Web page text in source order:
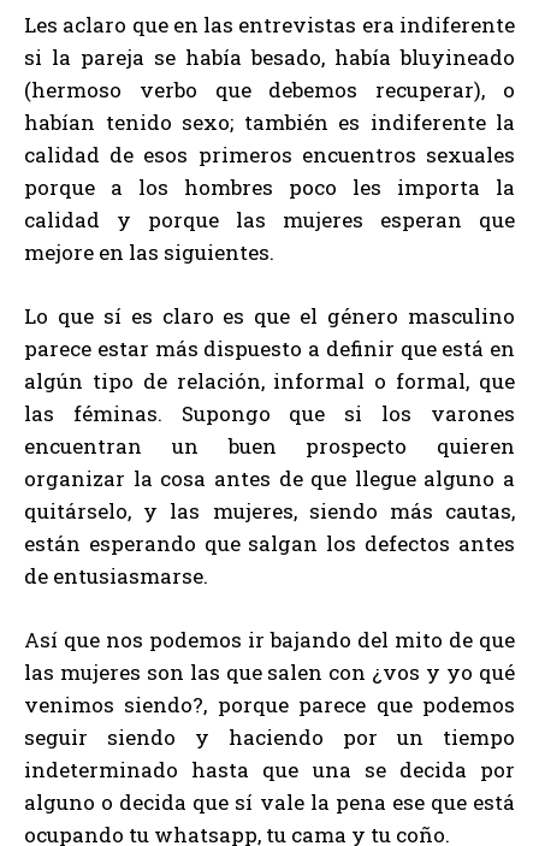
Les aclaro que en las entrevistas era indiferente
si la pareja se había besado, había bluyineado
(hermoso verbo que debemos recuperar), o
habían tenido sexo; también es indiferente la
calidad de esos primeros encuentros sexuales
porque a los hombres poco les importa la
calidad y porque las mujeres esperan que
mejore en las siguientes.
Lo que sí es claro es que el género masculino
parece estar más dispuesto a definir que está en
algún tipo de relación, informal o formal, que
las féminas. Supongo que si los varones
encuentran un buen prospecto quieren
organizar la cosa antes de que llegue alguno a
quitárselo, y las mujeres, siendo más cautas,
están esperando que salgan los defectos antes
de entusiasmarse.
Así que nos podemos ir bajando del mito de que
las mujeres son las que salen con ¿vos y yo qué
venimos siendo?, porque parece que podemos
seguir siendo y haciendo por un tiempo
indeterminado hasta que una se decida por
alguno o decida que sí vale la pena ese que está
ocupando tu whatsapp, tu cama y tu coño.